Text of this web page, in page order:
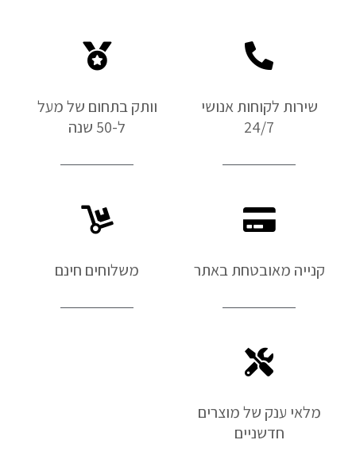
שירות לקוחות אנושי
24/7
וותק בתחום של מעל
ל-50 שנה
קנייה מאובטחת באתר משלוחים חינם
מלאי ענק של מוצרים
חדשניים